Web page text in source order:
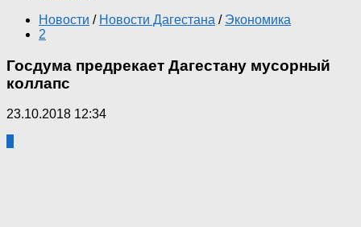
Новости / Новости Дагестана / Экономика
2
Госдума предрекает Дагестану мусорный
коллапс
23.10.2018 12:34